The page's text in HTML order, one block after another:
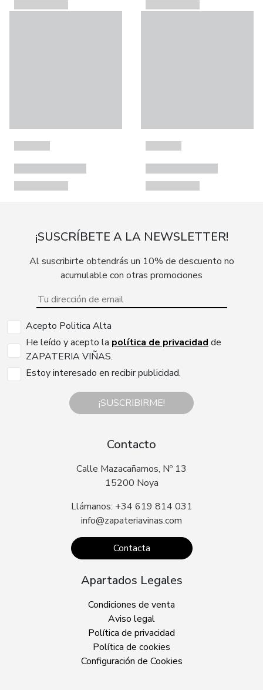
¡SUSCRÍBETE A LA NEWSLETTER!
Al suscribirte obtendrás un 10% de descuento no
acumulable con otras promociones
Acepto Politica Alta
He leído y acepto la política de privacidad de
ZAPATERIA VIÑAS.
Estoy interesado en recibir publicidad.
¡SUSCRIBIRME!
Contacto
Calle Mazacañamos, Nº 13
15200 Noya
Llámanos: +34 619 814 031
info@zapateriavinas.com
Contacta
Apartados Legales
Condiciones de venta
Aviso legal
Política de privacidad
Política de cookies
Configuración de Cookies